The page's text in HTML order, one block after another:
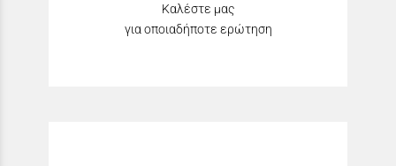
Καλέστε μας
για οποιαδήποτε ερώτηση